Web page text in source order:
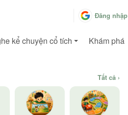
Đăng nhập
kể chuyện cổ tích Khám phá
Tất cả ›